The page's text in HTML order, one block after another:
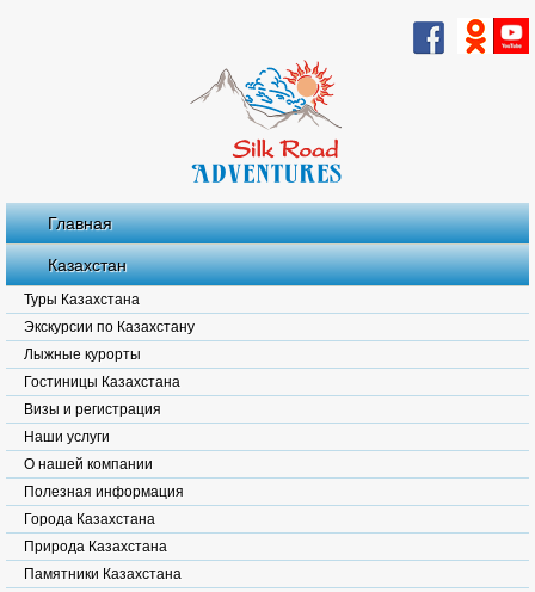
Главная
Казахстан
Туры Казахстана
Экскурсии по Казахстану
Лыжные курорты
Гостиницы Казахстана
Визы и регистрация
Наши услуги
О нашей компании
Полезная информация
Города Казахстана
Природа Казахстана
Памятники Казахстана